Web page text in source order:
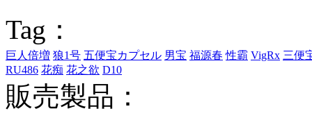
Tag：
巨人倍増 狼1号 五便宝カプセル 男宝 福源春 性霸 VigRx 三便
RU486 花痴 花之欲 D10
販売製品：